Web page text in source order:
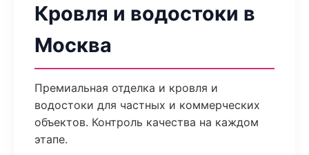
Кровля и водостоки в
Москва
Премиальная отделка и кровля и
водостоки для частных и коммерческих
объектов. Контроль качества на каждом
этапе.